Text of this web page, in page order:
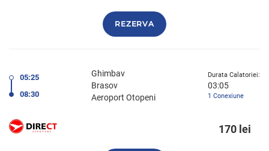
REZERVA
05:25
08:30
Ghimbav
Brasov
Aeroport Otopeni
Durata Calatoriei:
03:05
1 Conexiune
170 lei